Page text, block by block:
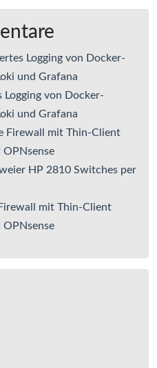
Logging von Docker-
und Grafana
Logging von Docker-
und Grafana
Firewall mit Thin-Client
OPNsense
HP 2810 Switches per
mit Thin-Client
OPNsense